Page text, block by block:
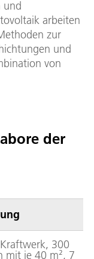
und
arbeiten
zur
und
von
der
300
mit je 40 m², 7